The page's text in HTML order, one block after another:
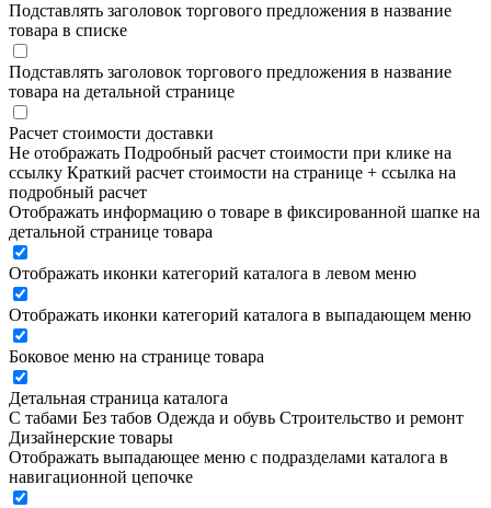
Подставлять заголовок торгового предложения в название
товара в списке
Подставлять заголовок торгового предложения в название
товара на детальной странице
Расчет стоимости доставки
Не отображать Подробный расчет стоимости при клике на
ссылку Краткий расчет стоимости на странице + ссылка на
подробный расчет
Отображать информацию о товаре в фиксированной шапке на
детальной странице товара
Отображать иконки категорий каталога в левом меню
Отображать иконки категорий каталога в выпадающем меню
Боковое меню на странице товара
Детальная страница каталога
С табами Без табов Одежда и обувь Строительство и ремонт
Дизайнерские товары
Отображать выпадающее меню с подразделами каталога в
навигационной цепочке